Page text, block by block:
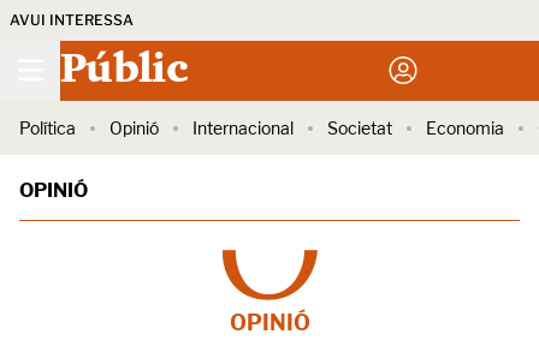
AVUI INTERESSA
Públic
Política Opinió Internacional Societat Economia
OPINIÓ
OPINIÓ